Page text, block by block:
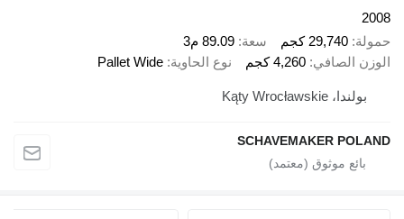
كجم سعة
89.09 م3
4,260 كجم نوع الحاوية Pallet Wide